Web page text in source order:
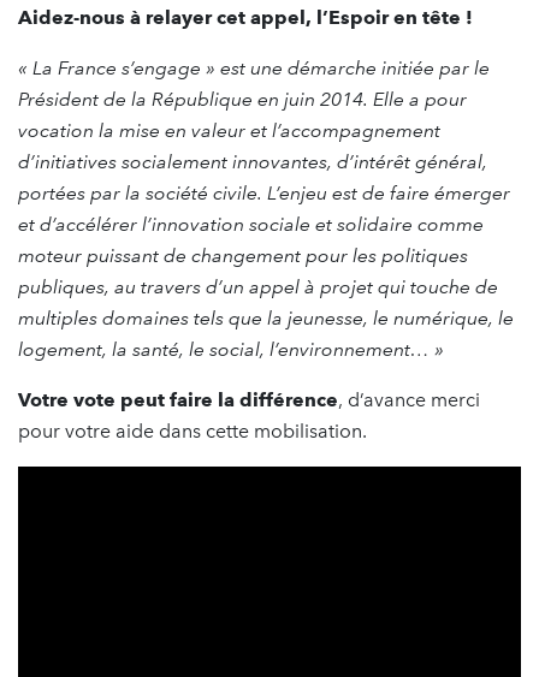
Aidez-nous à relayer cet appel, l’Espoir en tête !
« La France s’engage » est une démarche initiée par le
Président de la République en juin 2014. Elle a pour
vocation la mise en valeur et l’accompagnement
d’initiatives socialement innovantes, d’intérêt général,
portées par la société civile. L’enjeu est de faire émerger
et d’accélérer l’innovation sociale et solidaire comme
moteur puissant de changement pour les politiques
publiques, au travers d’un appel à projet qui touche de
multiples domaines tels que la jeunesse, le numérique, le
logement, la santé, le social, l’environnement… »
Votre vote peut faire la différence, d’avance merci
pour votre aide dans cette mobilisation.